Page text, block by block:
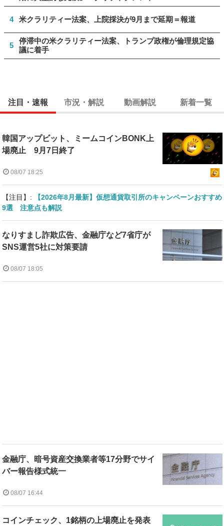
4 米クラリティー法案、上院採決が9月まで延期＝報道
5
停滞中の米クラリティー法案、トランプ政権が倫理規定協
議に着手
注目・速報 市況・解説 動画解説 新着一覧
韓国アップビット、ミームコインBONK上
場廃止 9月7日終了
08/07 18:25
【注目】:
【2026年8月最新】仮想通貨取引所のキャンペーンおすすめ
9選 注意点も解説
なりすまし詐欺広告、金融庁など7省庁が
SNS運営5社に対策要請
08/07 18:05
金融庁、暗号資産交換業者等17分野でサイ
バー報告様式統一
08/07 16:44
コインチェック、1銘柄の上場廃止を発表